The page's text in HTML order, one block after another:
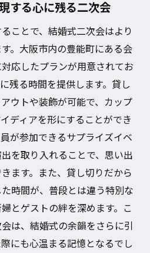
する心に残る二次会
ことで、結婚式二次会はより
。大阪市内の豊能町にある会
応したプランが用意されてお
残る時間を提供します。貸し
ウトや装飾が可能で、カップ
ディアを形にすることができ
が参加できるサプライズイベ
を取り入れることで、思い出
ます。また、貸し切りだから
時間が、普段とは違う特別な
とゲストの絆を深めます。こ
は、結婚式の余韻をさらに引
にも心温まる記憶となるでし